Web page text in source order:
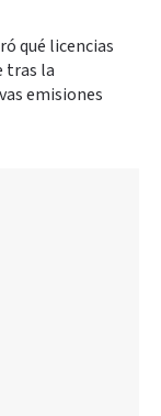
qué licencias
tras la
emisiones